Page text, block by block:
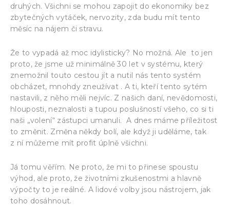
druhých. Všichni se mohou zapojit do ekonomiky bez
zbytečných vytáček, nervozity, zda budu mít tento
měsíc na nájem či stravu.
Že to vypadá až moc idylisticky? No možná. Ale to jen
proto, že jsme už minimálně 30 let v systému, který
znemožnil touto cestou jít a nutil nás tento systém
obcházet, mnohdy zneužívat . A ti, kteří tento sytém
nastavili, z něho měli nejvíc. Z našich daní, nevědomosti,
hlouposti, neznalosti a tupou poslušností všeho, co si ti
naši „volení“ zástupci umanuli. A dnes máme příležitost
to změnit. Změna někdy bolí, ale když ji uděláme, tak
z ní můžeme mít profit úplně všichni.
Já tomu věřím. Ne proto, že mi to přinese spoustu
výhod, ale proto, že životními zkušenostmi a hlavně
výpočty to je reálné. A lidové volby jsou nástrojem, jak
toho dosáhnout.